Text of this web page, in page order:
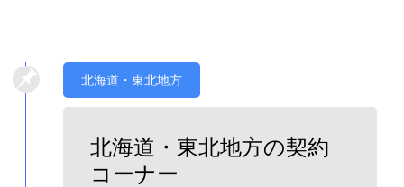
北海道・東北地方
北海道・東北地方の契約
コーナー